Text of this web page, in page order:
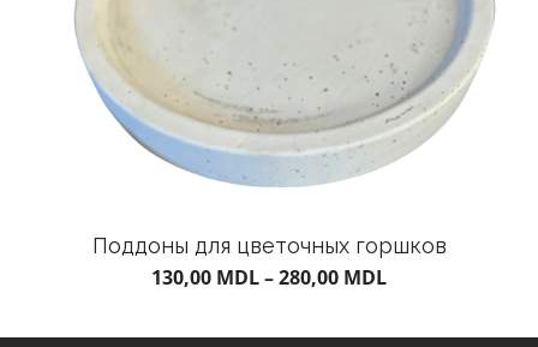
Поддоны для цветочных горшков
130,00 MDL–280,00 MDL